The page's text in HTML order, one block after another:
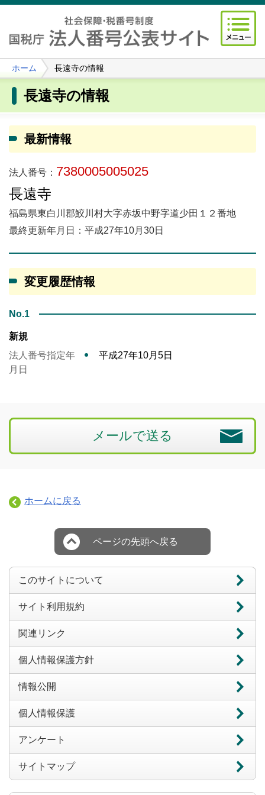
ホーム 長遠寺の情報
長遠寺の情報
最新情報
法人番号： 7380005005025
長遠寺
福島県東白川郡鮫川村大字赤坂中野字道少田１２番地
最終更新年月日：平成27年10月30日
変更履歴情報
No.1
新規
法人番号指定年
月日
平成27年10月5日
メールで送る
ホームに戻る
ページの先頭へ戻る
このサイトについて
サイト利用規約
関連リンク
個人情報保護方針
情報公開
個人情報保護
アンケート
サイトマップ